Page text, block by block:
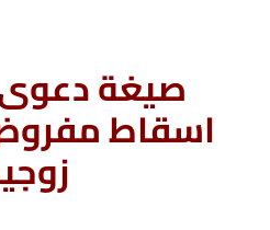
صيغة دعوى
اسقاط